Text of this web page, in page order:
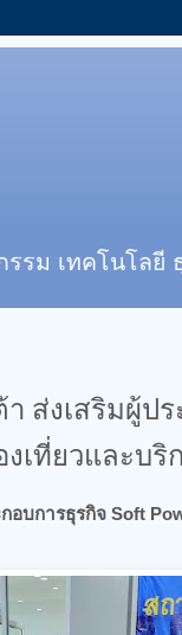
รม เทคโนโลยี
ส่งเสริมผู้ป
เที่ยวและบริ
บการธุรกิจ Soft